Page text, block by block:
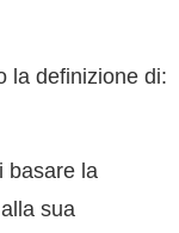
la definizione di:
basare la
sua